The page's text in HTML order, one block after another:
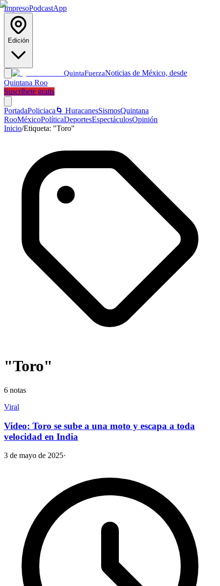
ImpresoPodcastApp
Edición
QuintaFuerzaNoticias de México, desde
Quintana Roo
Suscríbete gratis
PortadaPoliciaca 🌀 HuracanesSismosQuintana
RooMéxicoPolíticaDeportesEspectáculosOpinión
Inicio/Etiqueta: "Toro"
"Toro"
6 notas
Viral
Video: Toro se sube a una moto y escapa a toda
velocidad en India
3 de mayo de 2025·